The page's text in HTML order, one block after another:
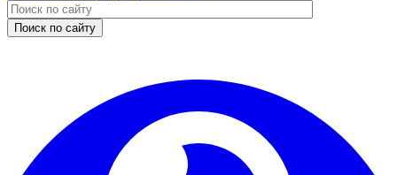
Поиск по сайту